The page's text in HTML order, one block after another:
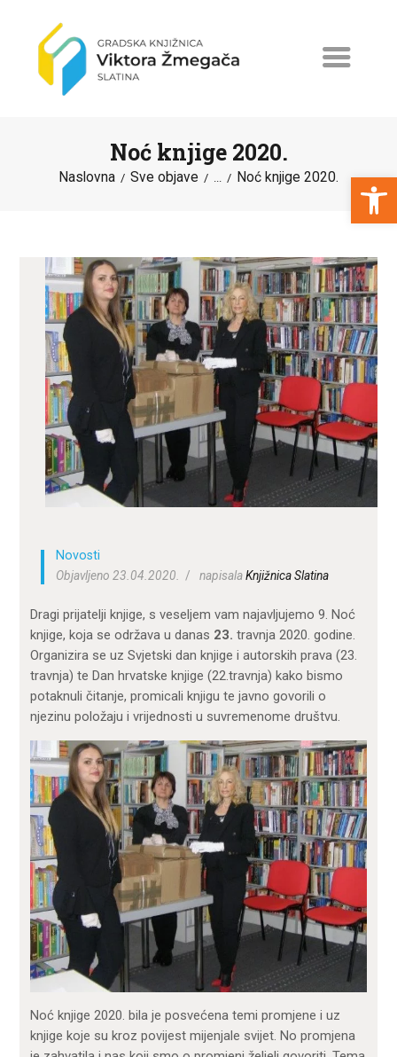
Open toolbar
Noć knjige 2020.
Naslovna Sve objave ... Noć knjige 2020.
NOVOSTI
ERASMUS+
PROGRAMI I PROJEKTI
KATALOG
O KNJIŽNICI
ZA KORISNIKE
ODJELI
DOKUMENTI
Novosti
Objavljeno 23.04.2020.
napisalaKnjižnica Slatina
Dragi prijatelji knjige, s veseljem vam najavljujemo 9. Noć
knjige, koja se održava u danas 23. travnja 2020. godine.
Organizira se uz Svjetski dan knjige i autorskih prava (23.
travnja) te Dan hrvatske knjige (22.travnja) kako bismo
potaknuli čitanje, promicali knjigu te javno govorili o
njezinu položaju i vrijednosti u suvremenome društvu.
Noć knjige 2020. bila je posvećena temi promjene i uz
knjige koje su kroz povijest mijenjale svijet. No promjena